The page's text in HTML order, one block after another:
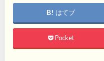
はてブ
Pocket